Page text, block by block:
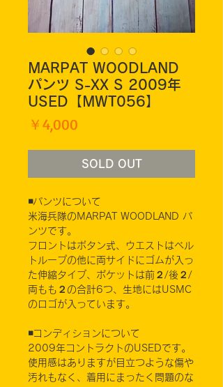
MARPAT WOODLAND
パンツ S-XX S 2009年
USED【MWT056】
￥4,000
SOLD OUT
◾️パンツについて
米海兵隊のMARPAT WOODLAND パ
ンツです。
フロントはボタン式、ウエストはベル
トループの他に両サイドにゴムが入っ
た伸縮タイプ、ポケットは前２/後２/
両もも２の合計6つ、生地にはUSMC
のロゴが入っています。
◾️コンディションについて
2009年コントラクトのUSEDです。
使用感はありますが目立つような傷や
汚れもなく、着用にまったく問題のな